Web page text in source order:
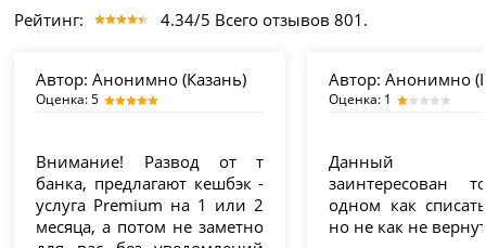
Рейтинг: 4.34/5 Всего отзывов 801.
Автор: Анонимно (Казань)
Оценка: 5
Внимание! Развод от т
банка, предлагают кешбэк -
услуга Premium на 1 или 2
месяца, а потом не заметно
Автор: Анонимно
Оценка: 1
Данный
заинтересован
одном как
но не как не